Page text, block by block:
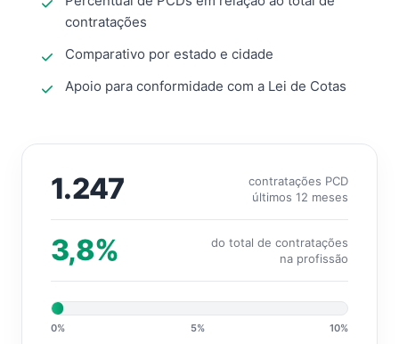
contratações
Comparativo por estado e cidade
Apoio para conformidade com a Lei de Cotas
1.247
contratações PCD
últimos 12 meses
3,8%
do total de contratações
na profissão
0% 5% 10%